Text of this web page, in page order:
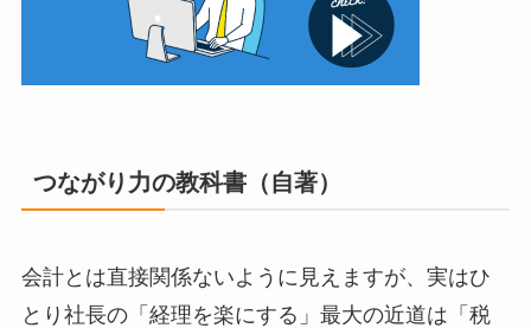
つながり力の教科書（自著）
会計とは直接関係ないように見えますが、実はひ
とり社長の「経理を楽にする」最大の近道は「税